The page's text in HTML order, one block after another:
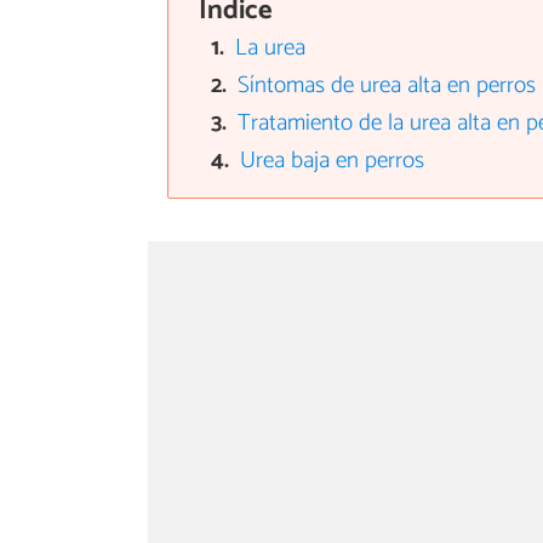
Índice
La urea
Síntomas de urea alta en perros
Tratamiento de la urea alta en
Urea baja en perros